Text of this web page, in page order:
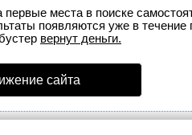
места в поиске
появляются уже в
вернут деньги.
сайта